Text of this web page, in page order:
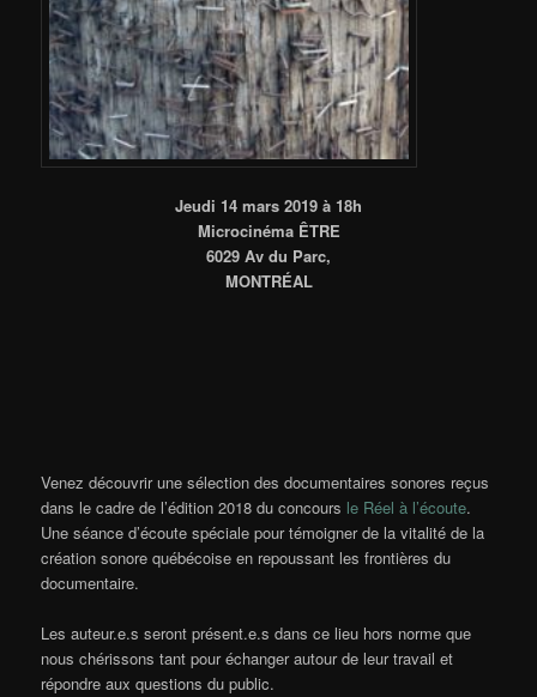
Jeudi 14 mars 2019 à 18h
Microcinéma ÊTRE
6029 Av du Parc,
MONTRÉAL
Venez découvrir une sélection des documentaires sonores reçus
dans le cadre de l’édition 2018 du concours le Réel à l’écoute.
Une séance d’écoute spéciale pour témoigner de la vitalité de la
création sonore québécoise en repoussant les frontières du
documentaire.
Les auteur.e.s seront présent.e.s dans ce lieu hors norme que
nous chérissons tant pour échanger autour de leur travail et
répondre aux questions du public.